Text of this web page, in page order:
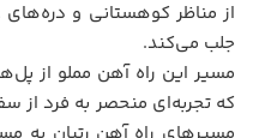
از مناظر کوهستانی و دره‌های
جلب می‌کند.
مسیر این راه آهن مملو از
که تجربه‌ای منحصر به فرد از